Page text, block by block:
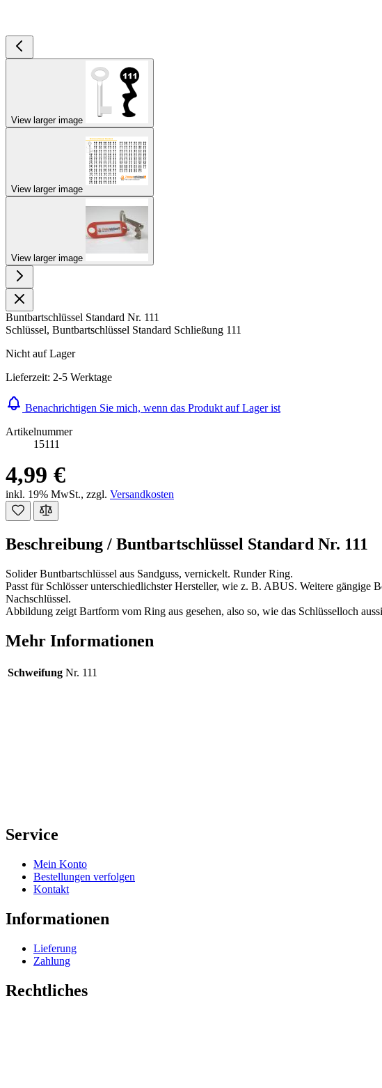
View larger image
View larger image
View larger image
Buntbartschlüssel Standard Nr. 111
Schlüssel, Buntbartschlüssel Standard Schließung 111
Nicht auf Lager
Lieferzeit: 2-5 Werktage
Benachrichtigen Sie mich, wenn das Produkt auf Lager ist
Artikelnummer
15111
4,99 €
inkl. 19% MwSt., zzgl. Versandkosten
Beschreibung / Buntbartschlüssel Standard Nr. 111
Solider Buntbartschlüssel aus Sandguss, vernickelt. Runder Ring.
Passt für Schlösser unterschiedlichster Hersteller, wie z. B. ABUS. Weitere
Nachschlüssel.
Abbildung zeigt Bartform vom Ring aus gesehen, also so, wie das Schlüsselloch
Mehr Informationen
Schweifung Nr. 111
Service
Mein Konto
Bestellungen verfolgen
Kontakt
Informationen
Lieferung
Zahlung
Rechtliches